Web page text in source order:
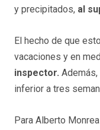
y precipitados, al
El hecho de que
vacaciones y en
inspector.
inferior a tres
Para Alberto